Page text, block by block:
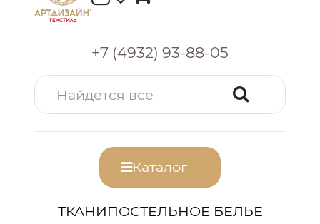
+7 (4932) 93-88-05
Каталог
ТКАНИПОСТЕЛЬНОЕ БЕЛЬЕ